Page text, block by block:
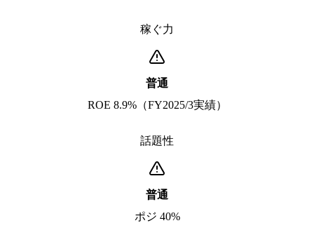
稼ぐ力
普通
ROE 8.9%（FY2025/3実績）
話題性
普通
ポジ 40%